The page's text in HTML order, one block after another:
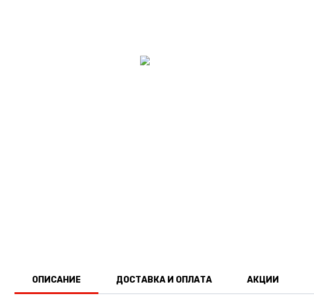
ОПИСАНИЕ ДОСТАВКА И ОПЛАТА АКЦИИ